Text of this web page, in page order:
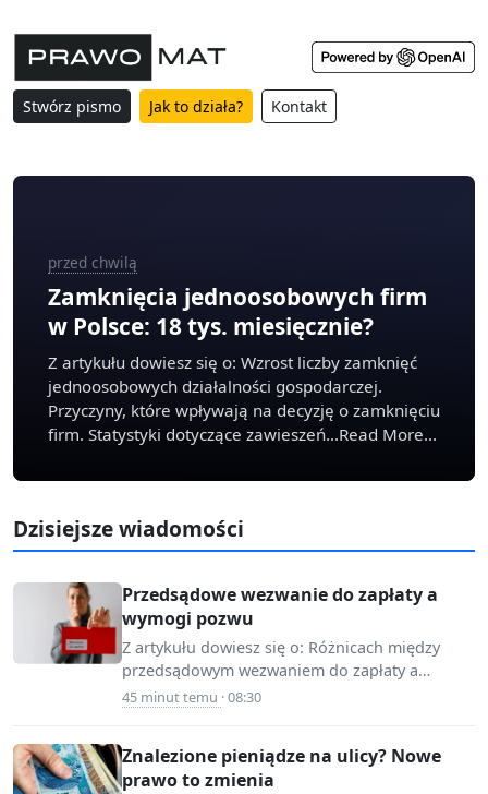
Stwórz pismo Jak to działa? Kontakt
przed chwilą
Zamknięcia jednoosobowych firm
w Polsce: 18 tys. miesięcznie?
Z artykułu dowiesz się o: Wzrost liczby zamknięć
jednoosobowych działalności gospodarczej.
Przyczyny, które wpływają na decyzję o zamknięciu
firm. Statystyki dotyczące zawieszeń...Read More...
Dzisiejsze wiadomości
Przedsądowe wezwanie do zapłaty a
wymogi pozwu
Z artykułu dowiesz się o: Różnicach między
przedsądowym wezwaniem do zapłaty a
pozwem. Wymogach formalnych dotyczących
45 minut temu · 08:30
Znalezione pieniądze na ulicy? Nowe
prawo to zmienia